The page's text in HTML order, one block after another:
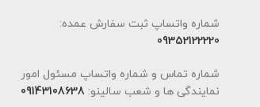
شماره واتساپ ثبت سفارش عمده:
09352122220
شماره تماس و شماره واتساپ مسئول امور
نمایندگی ها و شعب سالینو: 09143108638